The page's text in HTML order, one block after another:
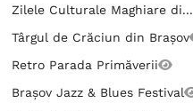
Zilele Culturale Maghiare di...
Târgul de Crăciun din Brașov
Retro Parada Primăverii
Brașov Jazz & Blues Festival